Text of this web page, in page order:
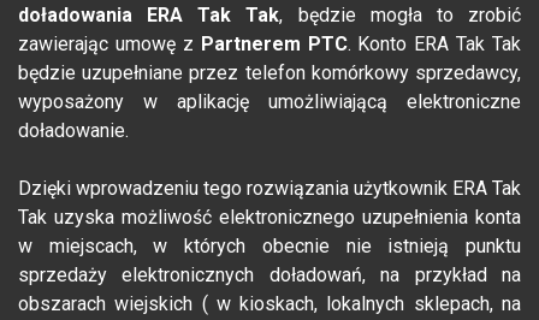
doładowania ERA Tak Tak, będzie mogła to zrobić
zawierając umowę z Partnerem PTC. Konto ERA Tak Tak
będzie uzupełniane przez telefon komórkowy sprzedawcy,
wyposażony w aplikację umożliwiającą elektroniczne
doładowanie.
Dzięki wprowadzeniu tego rozwiązania użytkownik ERA Tak
Tak uzyska możliwość elektronicznego uzupełnienia konta
w miejscach, w których obecnie nie istnieją punktu
sprzedaży elektronicznych doładowań, na przykład na
obszarach wiejskich ( w kioskach, lokalnych sklepach, na